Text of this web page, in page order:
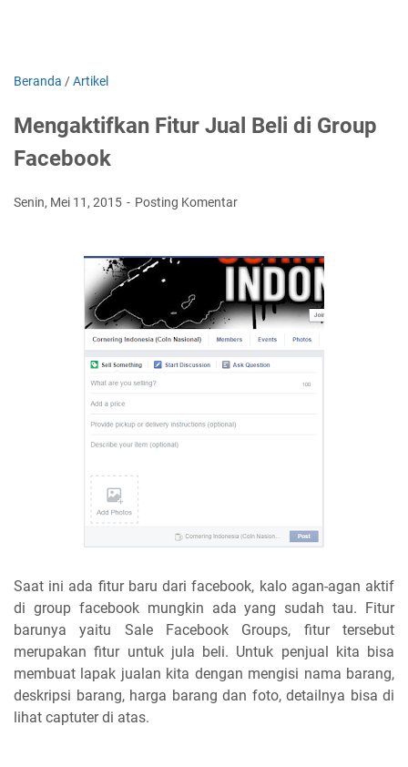
Beranda /Artikel
Mengaktifkan Fitur Jual Beli di Group
Facebook
Senin, Mei 11, 2015 Posting Komentar
Saat ini ada fitur baru dari facebook, kalo agan-agan aktif
di group facebook mungkin ada yang sudah tau. Fitur
barunya yaitu Sale Facebook Groups, fitur tersebut
merupakan fitur untuk jula beli. Untuk penjual kita bisa
membuat lapak jualan kita dengan mengisi nama barang,
deskripsi barang, harga barang dan foto, detailnya bisa di
lihat captuter di atas.